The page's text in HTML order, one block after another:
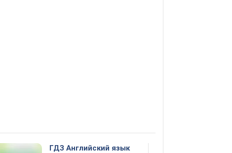
ГДЗ Английский язык